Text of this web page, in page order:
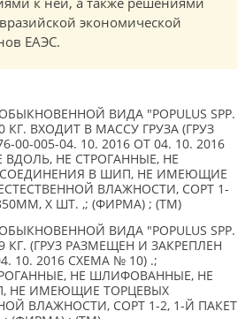
экономической
ЕАЭС.
ВИДА "POPULUS SPP.
КГ. ВХОДИТ В МАССУ ГРУЗА (ГРУЗ
005-04. 10. 2016 ОТ 04. 10. 2016
НЕ СТРОГАННЫЕ, НЕ
В ШИП, НЕ ИМЕЮЩИЕ
ВЛАЖНОСТИ, СОРТ 1-
X ШТ. ,; (ФИРМА) ; (TM)
ВИДА "POPULUS SPP.
КГ. (ГРУЗ РАЗМЕЩЕН И ЗАКРЕПЛЕН
10. 2016 СХЕМА № 10) .;
НЕ ШЛИФОВАННЫЕ, НЕ
НЕ ИМЕЮЩИЕ ТОРЦЕВЫХ
ВЛАЖНОСТИ, СОРТ 1-2, 1-Й ПАКЕТ